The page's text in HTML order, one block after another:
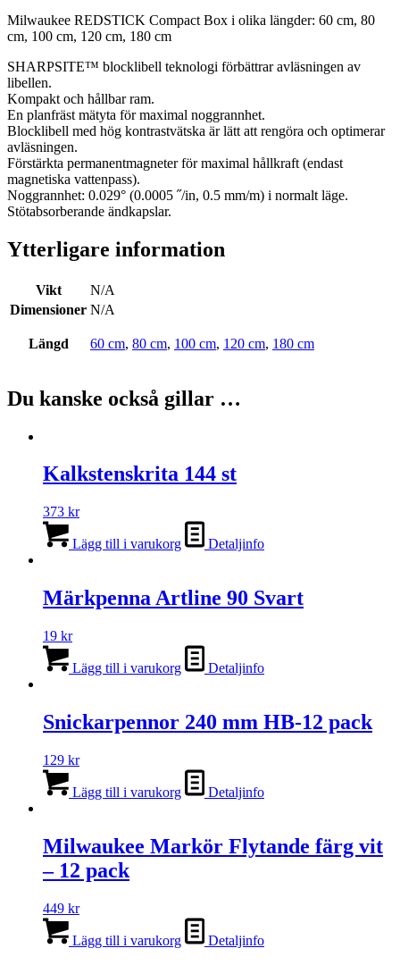
Milwaukee REDSTICK Compact Box i olika längder: 60 cm, 80
cm, 100 cm, 120 cm, 180 cm
SHARPSITE™ blocklibell teknologi förbättrar avläsningen av
libellen.
Kompakt och hållbar ram.
En planfräst mätyta för maximal noggrannhet.
Blocklibell med hög kontrastvätska är lätt att rengöra och optimerar
avläsningen.
Förstärkta permanentmagneter för maximal hållkraft (endast
magnetiska vattenpass).
Noggrannhet: 0.029° (0.0005 ˝/in, 0.5 mm/m) i normalt läge.
Stötabsorberande ändkapslar.
Ytterligare information
Vikt
N/A
Dimensioner N/A
Längd 60 cm, 80 cm, 100 cm, 120 cm, 180 cm
Du kanske också gillar …
Kalkstenskrita 144 st
373 kr
Lägg till i varukorg Detaljinfo
Märkpenna Artline 90 Svart
19 kr
Lägg till i varukorg Detaljinfo
Snickarpennor 240 mm HB-12 pack
129 kr
Lägg till i varukorg Detaljinfo
Milwaukee Markör Flytande färg vit
– 12 pack
449 kr
Lägg till i varukorg Detaljinfo